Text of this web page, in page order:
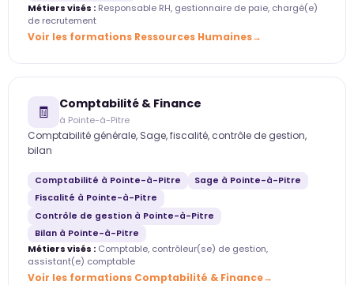
Métiers visés : Responsable RH, gestionnaire de paie, chargé(e)
de recrutement
Voir les formations Ressources Humaines
🧾 Comptabilité & Finance
à Pointe-à-Pitre
Comptabilité générale, Sage, fiscalité, contrôle de gestion,
bilan
Comptabilité à Pointe-à-Pitre
Sage à Pointe-à-Pitre
Fiscalité à Pointe-à-Pitre
Contrôle de gestion à Pointe-à-Pitre
Bilan à Pointe-à-Pitre
Métiers visés : Comptable, contrôleur(se) de gestion,
assistant(e) comptable
Voir les formations Comptabilité & Finance